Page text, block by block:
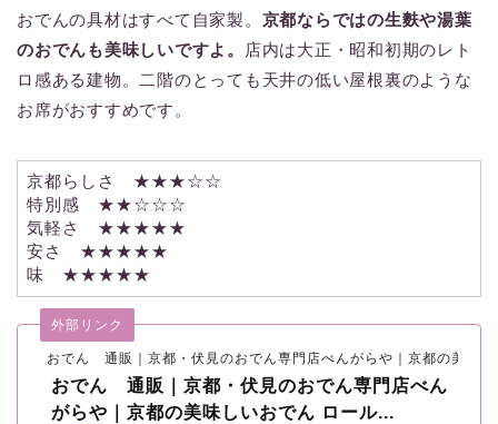
おでんの具材はすべて自家製。 京都ならではの生麩や湯葉
のおでんも美味しいですよ。 店内は大正・昭和初期のレト
ロ感ある建物。二階のとっても天井の低い屋根裏のような
お席がおすすめです。
京都らしさ ★★★☆☆
特別感 ★★☆☆☆
気軽さ ★★★★★
安さ ★★★★★
味 ★★★★★
おでん 通販｜京都・伏見のおでん専門店べんがらや｜京都の美味
外部リンク
おでん 通販｜京都・伏見のおでん専門店べん
がらや｜京都の美味しいおでん ロール...